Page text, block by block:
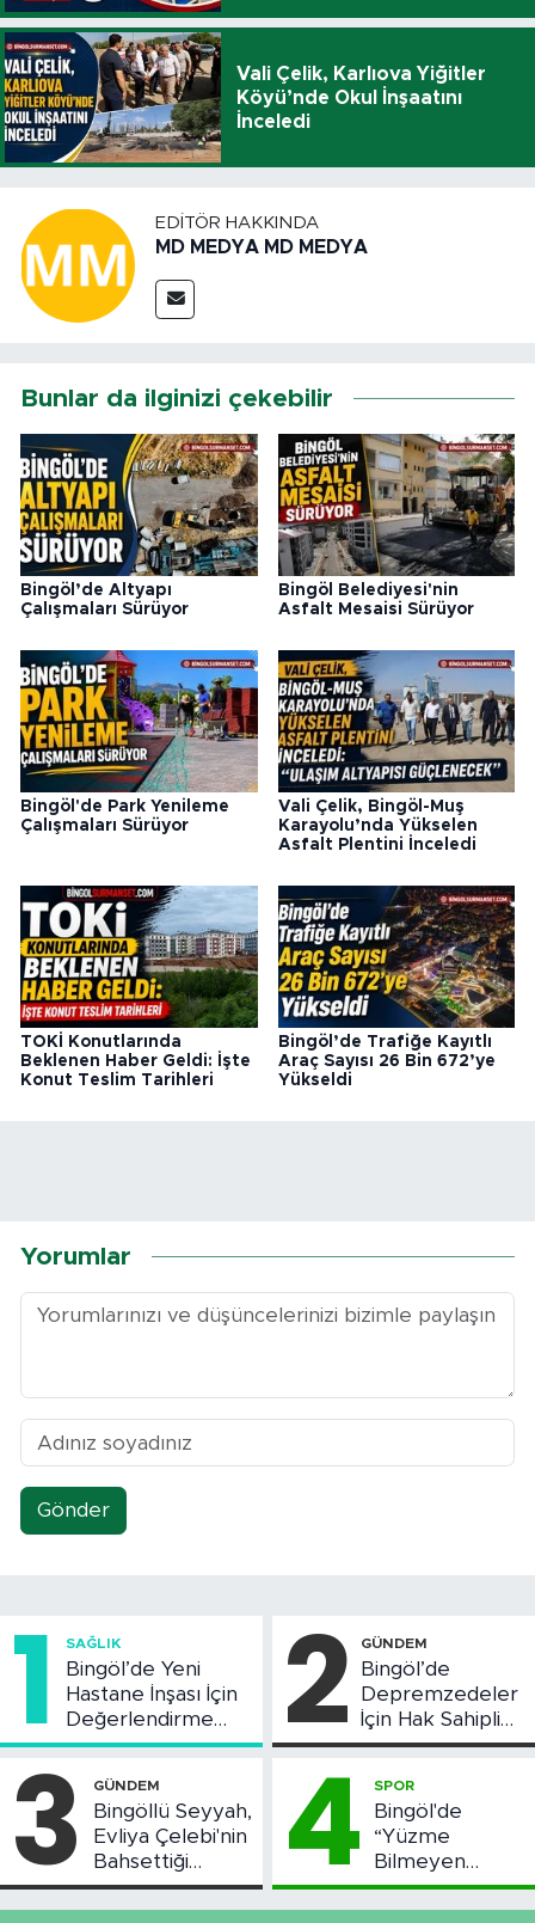
Vali Çelik, Karlıova Yiğitler
Köyü’nde Okul İnşaatını
İnceledi
EDITÖR HAKKINDA
MD MEDYA MD MEDYA
Bunlar da ilginizi çekebilir
Bingöl’de Altyapı
Çalışmaları Sürüyor
Bingöl Belediyesi'nin
Asfalt Mesaisi Sürüyor
Bingöl'de Park Yenileme
Çalışmaları Sürüyor
Vali Çelik, Bingöl-Muş
Karayolu’nda Yükselen
Asfalt Plentini İnceledi
TOKİ Konutlarında
Beklenen Haber Geldi: İşte
Konut Teslim Tarihleri
Bingöl’de Trafiğe Kayıtlı
Araç Sayısı 26 Bin 672’ye
Yükseldi
Yorumlar
Gönder
1 SAĞLIK
Bingöl’de Yeni
Hastane İnşası İçin
Değerlendirme
Toplantısı Yapıldı
2 GÜNDEM
Bingöl’de
Depremzedeler
İçin Hak Sahipliği
Askı Süreci
3 GÜNDEM
Bingöllü Seyyah,
Evliya Çelebi'nin
Bahsettiği
Bingöl'deki O
Yeri Görüntüledi
4 SPOR
Bingöl'de
“Yüzme
Bilmeyen
Kalmasın”
Projesi Devam